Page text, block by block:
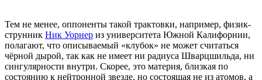
Тем не менее, оппоненты такой трактовки, например, физик-
струнник Ник Уорнер из университета Южной Калифорнии,
полагают, что описываемый «клубок» не может считаться
чёрной дырой, так как не имеет ни радиуса Шварцшильда, ни
сингулярности внутри. Скорее, это материя, близкая по
состоянию к нейтронной звезде, но состоящая не из атомов, а